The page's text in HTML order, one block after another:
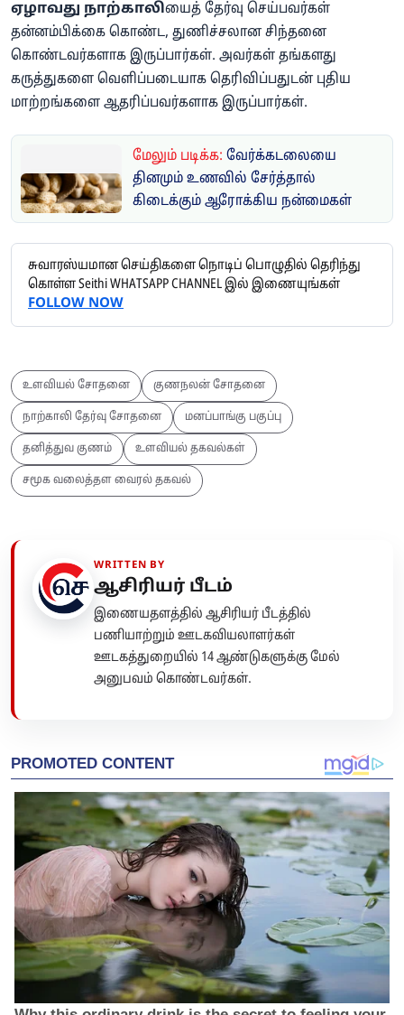
ஏழாவது நாற்காலியைத் தேர்வு செய்பவர்கள்
தன்னம்பிக்கை கொண்ட, துணிச்சலான சிந்தனை
கொண்டவர்களாக இருப்பார்கள். அவர்கள் தங்களது
கருத்துகளை வெளிப்படையாக தெரிவிப்பதுடன் புதிய
மாற்றங்களை ஆதரிப்பவர்களாக இருப்பார்கள்.
மேலும் படிக்க: வேர்க்கடலையை
தினமும் உணவில் சேர்த்தால்
கிடைக்கும் ஆரோக்கிய நன்மைகள்
சுவாரஸ்யமான செய்திகளை நொடிப் பொழுதில் தெரிந்து
கொள்ள Seithi WHATSAPP CHANNEL இல் இணையுங்கள்
FOLLOW NOW
உளவியல் சோதனை குணநலன் சோதனை
நாற்காலி தேர்வு சோதனை மனப்பாங்கு பகுப்பு
தனித்துவ குணம் உளவியல் தகவல்கள்
சமூக வலைத்தள வைரல் தகவல்
WRITTEN BY
ஆசிரியர் பீடம்
இணையதளத்தில் ஆசிரியர் பீடத்தில்
பணியாற்றும் ஊடகவியலாளர்கள்
ஊடகத்துறையில் 14 ஆண்டுகளுக்கு மேல்
அனுபவம் கொண்டவர்கள்.